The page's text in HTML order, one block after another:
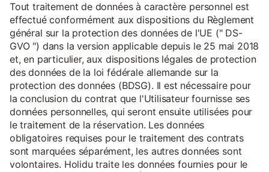
Tout traitement de données à caractère personnel est
effectué conformément aux dispositions du Règlement
général sur la protection des données de l'UE (" DS-
GVO ") dans la version applicable depuis le 25 mai 2018
et, en particulier, aux dispositions légales de protection
des données de la loi fédérale allemande sur la
protection des données (BDSG). Il est nécessaire pour
la conclusion du contrat que l'Utilisateur fournisse ses
données personnelles, qui seront ensuite utilisées pour
le traitement de la réservation. Les données
obligatoires requises pour le traitement des contrats
sont marquées séparément, les autres données sont
volontaires. Holidu traite les données fournies pour le